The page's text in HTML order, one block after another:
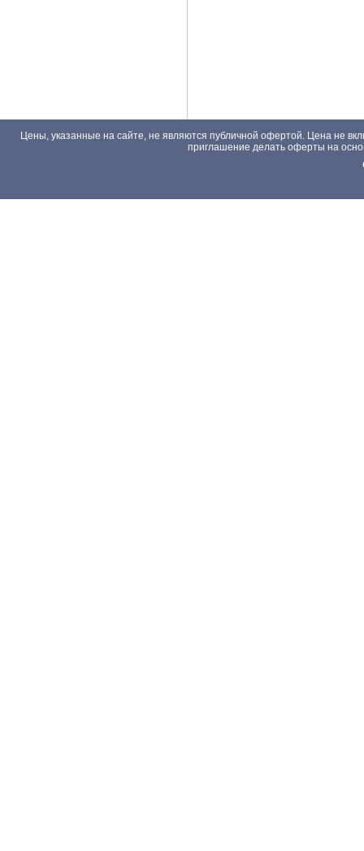
Цены, указанные на сайте, не являются публичной офертой. Цена не
приглашение делать оферты на